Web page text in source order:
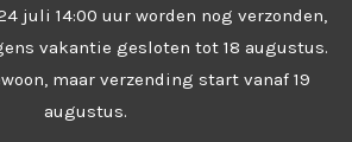
juli 14:00 uur worden nog verzonden,
vakantie gesloten tot 18 augustus.
maar verzending start vanaf 19
augustus.